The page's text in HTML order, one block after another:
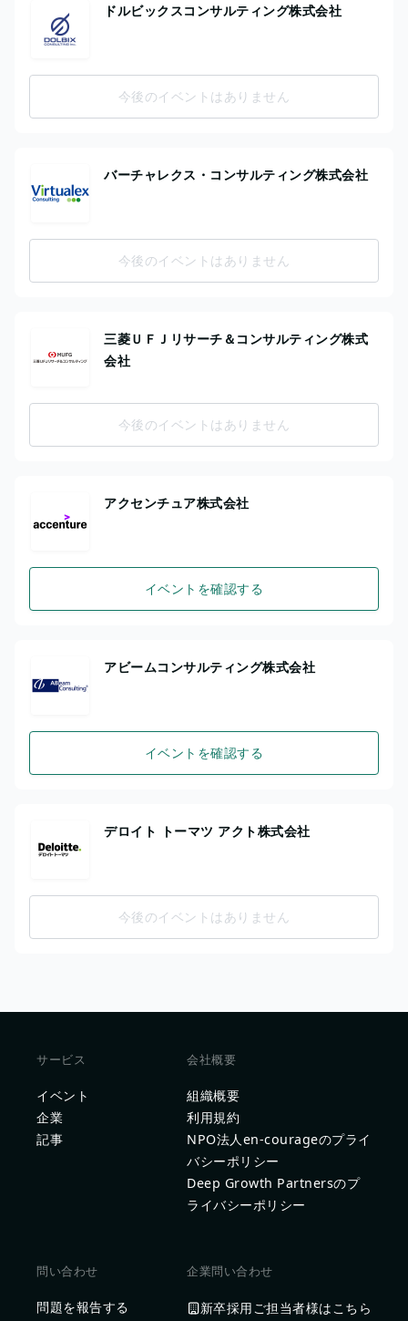
ドルビックスコンサルティング株式会社
今後のイベントはありません
バーチャレクス・コンサルティング株式会社
今後のイベントはありません
三菱ＵＦＪリサーチ＆コンサルティング株式
会社
今後のイベントはありません
アクセンチュア株式会社
イベントを確認する
アビームコンサルティング株式会社
イベントを確認する
デロイト トーマツ アクト株式会社
今後のイベントはありません
サービス
イベント
企業
記事
会社概要
組織概要
利用規約
NPO法人en-courageのプライ
バシーポリシー
Deep Growth Partnersのプ
ライバシーポリシー
問い合わせ
問題を報告する
企業問い合わせ
新卒採用ご担当者様はこちら